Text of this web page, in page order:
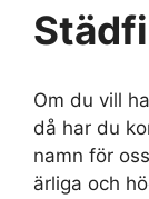
Om du vill
då har du
namn för
ärliga och